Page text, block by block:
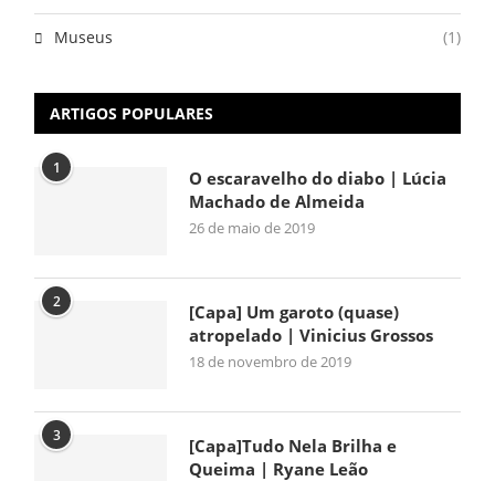
Museus (1)
ARTIGOS POPULARES
1
O escaravelho do diabo | Lúcia
Machado de Almeida
26 de maio de 2019
2
[Capa] Um garoto (quase)
atropelado | Vinicius Grossos
18 de novembro de 2019
3
[Capa]Tudo Nela Brilha e
Queima | Ryane Leão